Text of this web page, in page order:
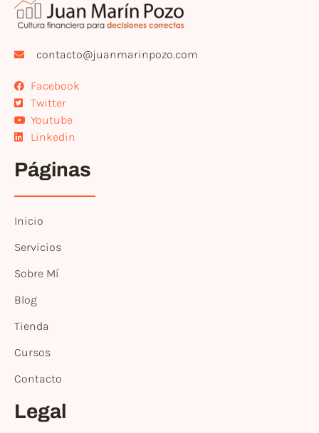
contacto@juanmarinpozo.com
Facebook
Twitter
Youtube
Linkedin
Páginas
Inicio
Servicios
Sobre Mí
Blog
Tienda
Cursos
Contacto
Legal